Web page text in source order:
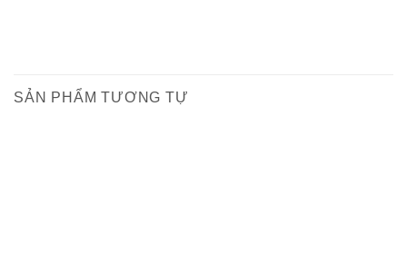
SẢN PHẨM TƯƠNG TỰ